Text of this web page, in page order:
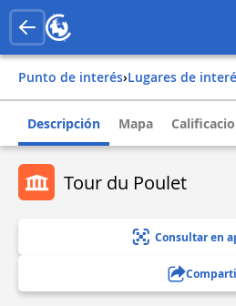
Punto de interés› Lugares de
Descripción Mapa
Tour du Poulet
Consultar en